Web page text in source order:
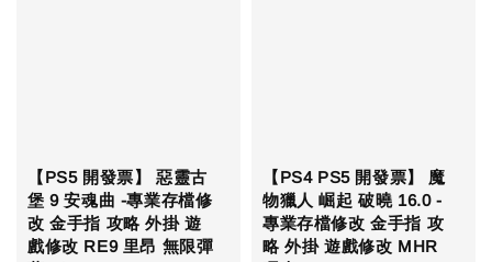
【PS5 開發票】 惡靈古
堡 9 安魂曲 -專業存檔修
改 金手指 攻略 外掛 遊
戲修改 RE9 里昂 無限彈
【PS4 PS5 開發票】 魔
物獵人 崛起 破曉 16.0 -
專業存檔修改 金手指 攻
略 外掛 遊戲修改 MHR